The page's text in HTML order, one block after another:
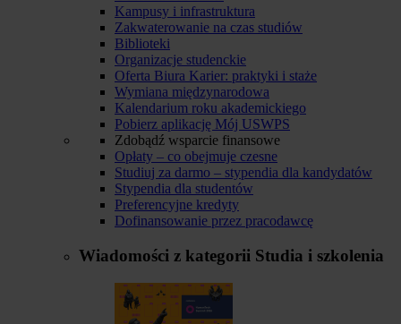
Kampusy i infrastruktura
Zakwaterowanie na czas studiów
Biblioteki
Organizacje studenckie
Oferta Biura Karier: praktyki i staże
Wymiana międzynarodowa
Kalendarium roku akademickiego
Pobierz aplikację Mój USWPS
Zdobądź wsparcie finansowe
Opłaty – co obejmuje czesne
Studiuj za darmo – stypendia dla kandydatów
Stypendia dla studentów
Preferencyjne kredyty
Dofinansowanie przez pracodawcę
Wiadomości z kategorii Studia i szkolenia